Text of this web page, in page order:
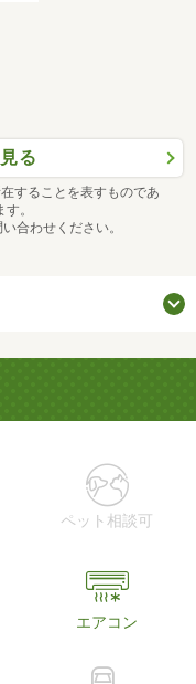
る
することを表すものであ
。
合わせください。
ペット相談可
エアコン